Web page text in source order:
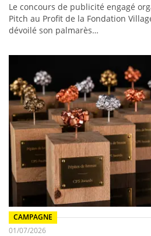
Le concours de publicité engagé
Pitch au Profit de la Fondation
dévoilé son palmarès…
CAMPAGNE
01/07/2026